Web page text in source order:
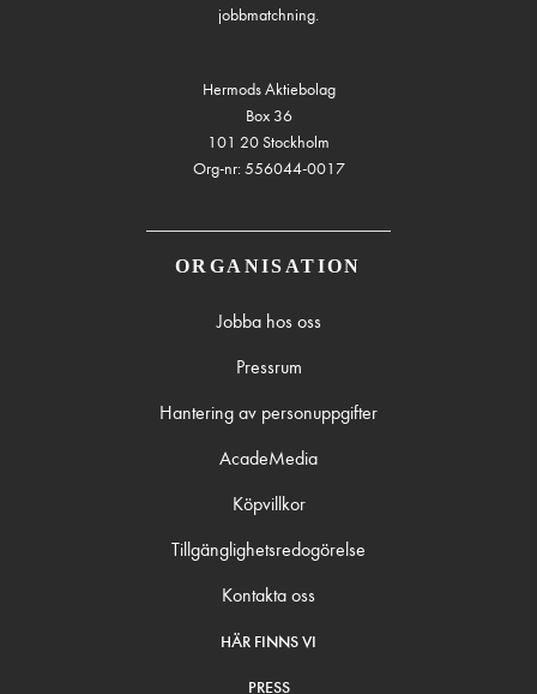
jobbmatchning.
Hermods Aktiebolag
Box 36
101 20 Stockholm
Org-nr: 556044-0017
ORGANISATION
Jobba hos oss
Pressrum
Hantering av personuppgifter
AcadeMedia
Köpvillkor
Tillgänglighetsredogörelse
Kontakta oss
HÄR FINNS VI
PRESS